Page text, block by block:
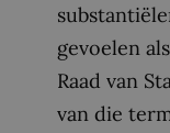
gevoelen
Raad van
van die